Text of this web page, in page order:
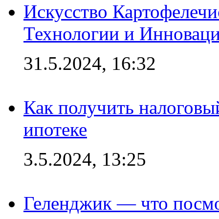
Искусство
Технологии и
31.5.2024, 16:32
Как получить
ипотеке
3.5.2024, 13:25
Геленджик — что